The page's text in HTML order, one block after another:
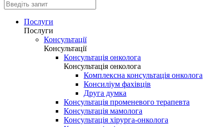
Послуги
Послуги
Консультації
Консультації
Консультація онколога
Консультація онколога
Комплексна консультація онколога
Консиліум фахівців
Друга думка
Консультація променевого терапевта
Консультація мамолога
Консультація хірурга-онколога